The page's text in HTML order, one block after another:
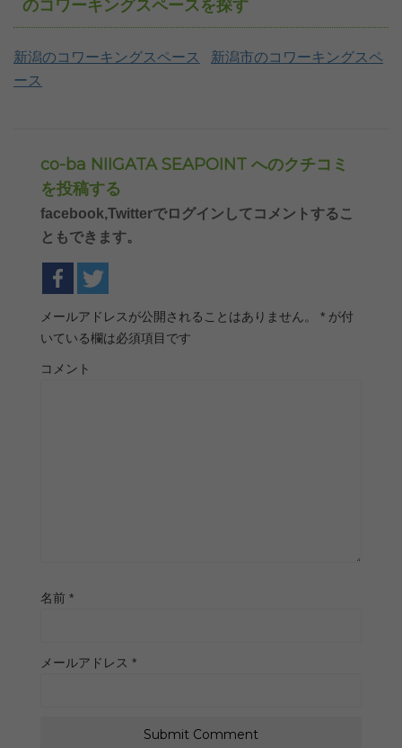
のコワーキングスペースを探す
新潟のコワーキングスペース
新潟市のコワーキングスペ
ース
co-ba NIIGATA SEAPOINT へのクチコミ
を投稿する
facebook,Twitterでログインしてコメントするこ
ともできます。
メールアドレスが公開されることはありません。 * が付
いている欄は必須項目です
コメント
名前 *
メールアドレス *